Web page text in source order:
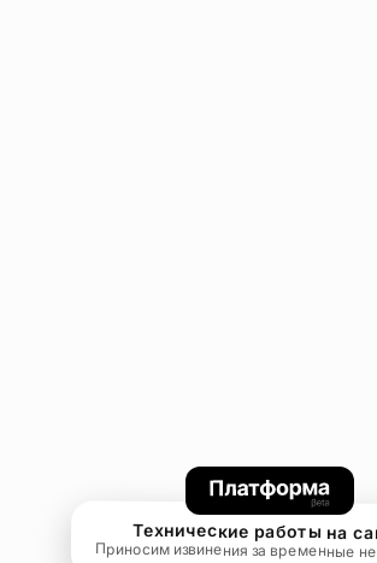
Технические работы на
Приносим извинения за временные